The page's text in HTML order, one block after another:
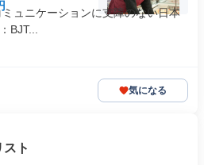
ュニケーションに支障のない日本
BJT...
気になる
ト